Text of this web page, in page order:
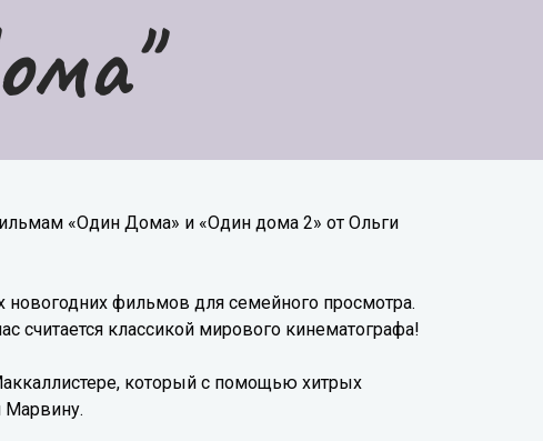
«Один Дома» и «Один дома 2» от Ольги
фильмов для семейного просмотра.
считается классикой мирового кинематографа!
который с помощью хитрых
Марвину.